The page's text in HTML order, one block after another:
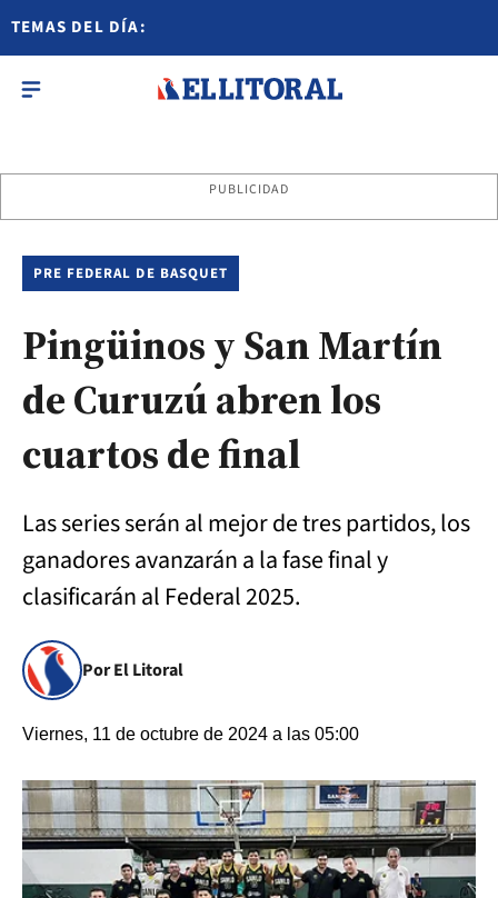
TEMAS DEL DÍA:
PUBLICIDAD
PRE FEDERAL DE BASQUET
Pingüinos y San Martín
de Curuzú abren los
cuartos de final
Las series serán al mejor de tres partidos, los
ganadores avanzarán a la fase final y
clasificarán al Federal 2025.
Por El Litoral
Viernes, 11 de octubre de 2024 a las 05:00